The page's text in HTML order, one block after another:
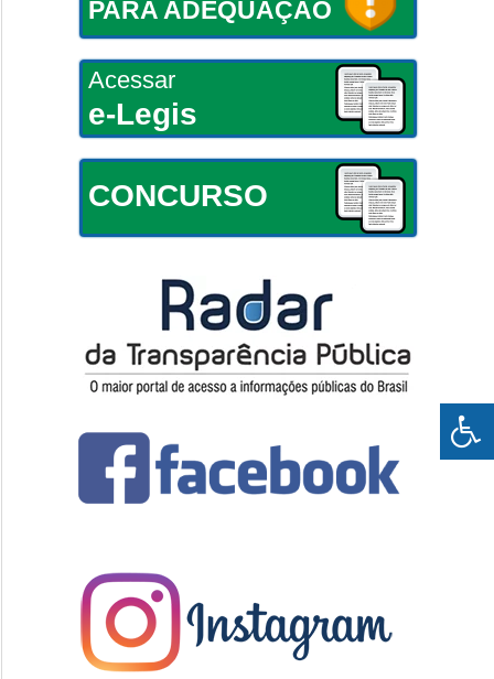
PARA ADEQUAÇÃO
Acessar
e-Legis
CONCURSO